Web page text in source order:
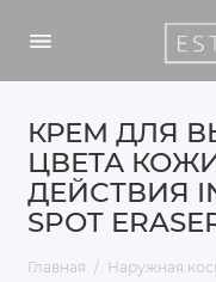
КРЕМ ДЛЯ
ЦВЕТА
ДЕЙСТВИЯ
SPOT
Главная Наружная